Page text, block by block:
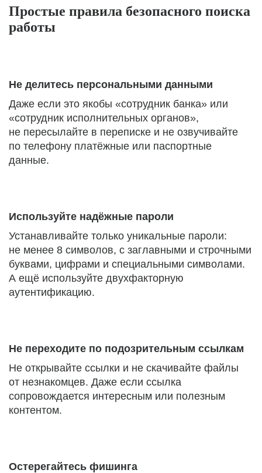
Простые правила безопасного поиска
работы
Не делитесь персональными данными
Даже если это якобы «сотрудник банка» или
«сотрудник исполнительных органов»,
не пересылайте в переписке и не озвучивайте
по телефону платёжные или паспортные
данные.
Используйте надёжные пароли
Устанавливайте только уникальные пароли:
не менее 8 символов, с заглавными и строчными
буквами, цифрами и специальными символами.
А ещё используйте двухфакторную
аутентификацию.
Не переходите по подозрительным ссылкам
Не открывайте ссылки и не скачивайте файлы
от незнакомцев. Даже если ссылка
сопровождается интересным или полезным
контентом.
Остерегайтесь фишинга